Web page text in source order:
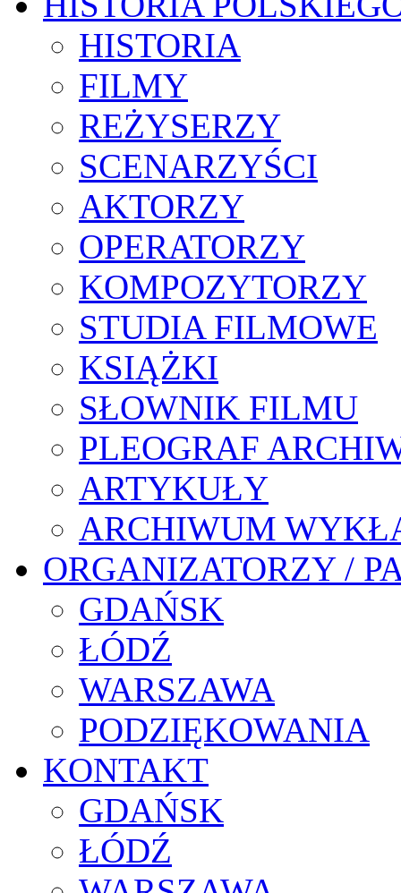
HISTORIA
FILMY
REŻYSERZY
SCENARZYŚCI
AKTORZY
OPERATORZY
KOMPOZYTORZY
STUDIA FILMOWE
KSIĄŻKI
SŁOWNIK FILMU
PLEOGRAF
ARTYKUŁY
ARCHIWUM
ORGANIZATORZY /
GDAŃSK
ŁÓDŹ
WARSZAWA
PODZIĘKOWANIA
KONTAKT
GDAŃSK
ŁÓDŹ